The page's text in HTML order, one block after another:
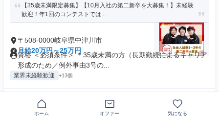
【35歳未満限定募集】【10月入社の第二新卒を大募集！】未経験
歓迎！年1回のコンテストでは...
〒508-0000岐阜県中津川市
月給20万円～25万円
資格 ＜必須条件＞ ＊35歳未満の方（長期勤続によるキャリア
形成のため／例外事由3号の...
業界未経験歓迎 +13個
気になる
ホーム オファー 気になる